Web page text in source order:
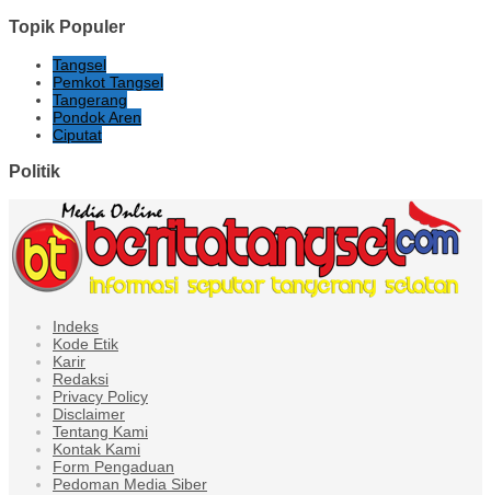
Topik Populer
Tangsel
Pemkot Tangsel
Tangerang
Pondok Aren
Ciputat
Politik
Indeks
Kode Etik
Karir
Redaksi
Privacy Policy
Disclaimer
Tentang Kami
Kontak Kami
Form Pengaduan
Pedoman Media Siber